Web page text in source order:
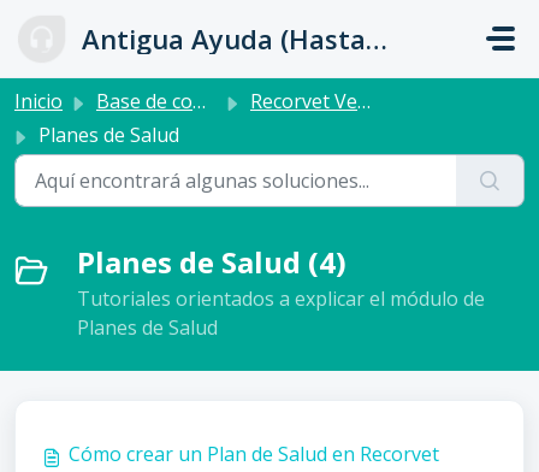
Antigua Ayuda (Hasta 31 de Julio)
Inicio Base de conocimientos
Recorvet Veterinarios
Planes de Salud
Planes de Salud (4)
Tutoriales orientados a explicar el módulo de
Planes de Salud
Cómo crear un Plan de Salud en Recorvet